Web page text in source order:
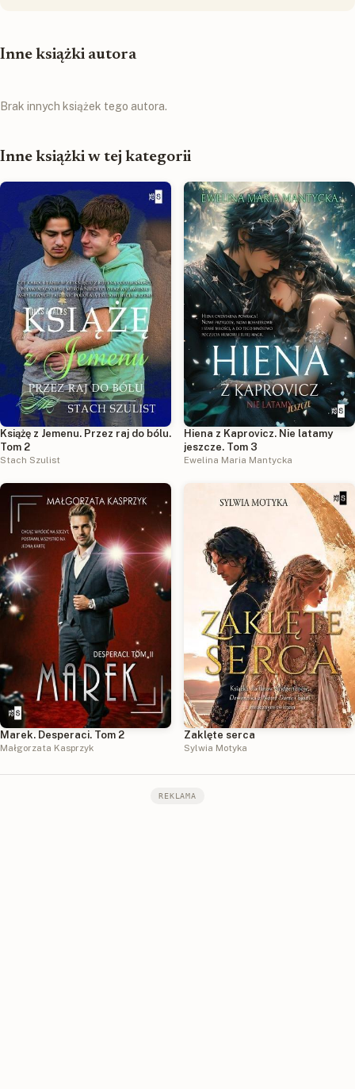
Inne książki autora
Brak innych książek tego autora.
Inne książki w tej kategorii
Książę z Jemenu. Przez raj do bólu.
Tom 2
Stach Szulist
Hiena z Kaprovicz. Nie latamy
jeszcze. Tom 3
Ewelina Maria Mantycka
Marek. Desperaci. Tom 2
Małgorzata Kasprzyk
Zaklęte serca
Sylwia Motyka
REKLAMA